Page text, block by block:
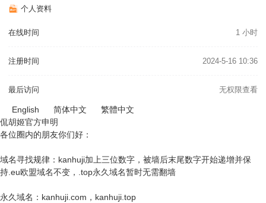
个人资料
在线时间 1 小时
注册时间 2024-5-16 10:36
最后访问 无权限查看
English 简体中文
繁體中文
侃胡姬官方申明
各位圈内的朋友你们好：
域名寻找规律：kanhuji加上三位数字，被墙后末尾数字开始递增并保
持.eu欧盟域名不变，.top永久域名暂时无需翻墙
永久域名：kanhuji.com，kanhuji.top